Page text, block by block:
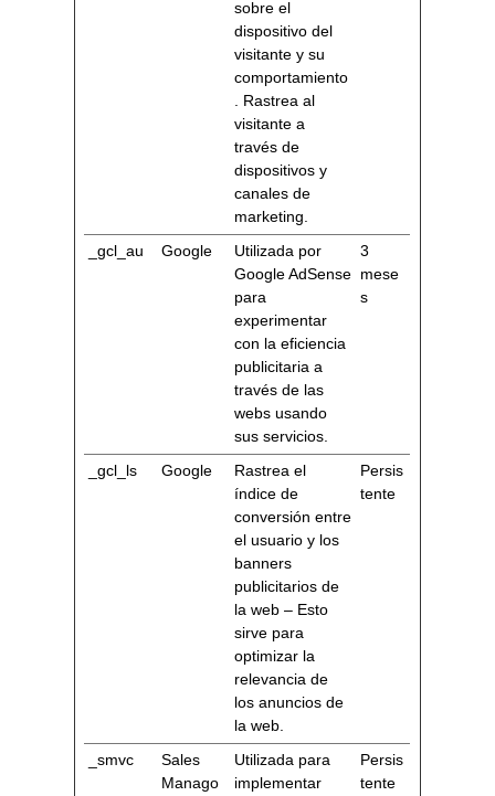
sobre el
dispositivo del
visitante y su
comportamiento
. Rastrea al
visitante a
través de
dispositivos y
canales de
marketing.
_gcl_au
Google
Utilizada por
Google AdSense
para
experimentar
con la eficiencia
publicitaria a
través de las
webs usando
sus servicios.
3
mese
s
_gcl_ls Google
Rastrea el
índice de
conversión entre
el usuario y los
banners
publicitarios de
la web – Esto
sirve para
optimizar la
relevancia de
los anuncios de
la web.
Persis
tente
_smvc
Sales
Manago
Utilizada para
implementar
Persis
tente